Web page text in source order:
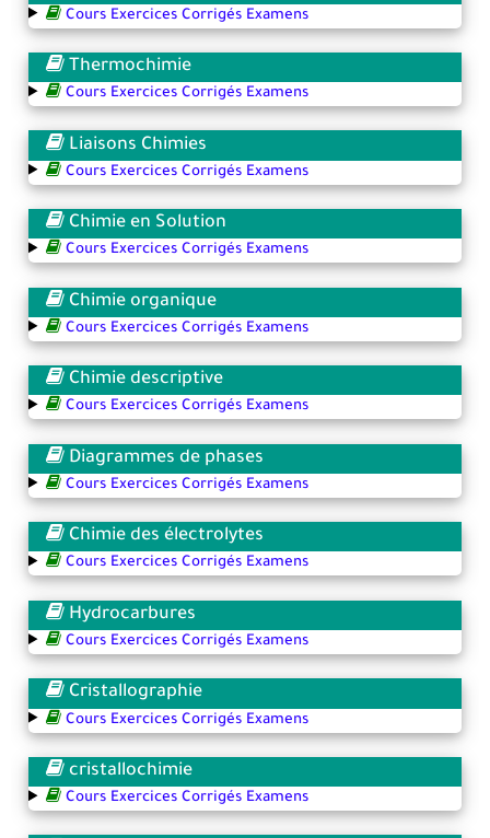
Cours Exercices Corrigés Examens
Thermochimie
Cours Exercices Corrigés Examens
Liaisons Chimies
Cours Exercices Corrigés Examens
Chimie en Solution
Cours Exercices Corrigés Examens
Chimie organique
Cours Exercices Corrigés Examens
Chimie descriptive
Cours Exercices Corrigés Examens
Diagrammes de phases
Cours Exercices Corrigés Examens
Chimie des électrolytes
Cours Exercices Corrigés Examens
Hydrocarbures
Cours Exercices Corrigés Examens
Cristallographie
Cours Exercices Corrigés Examens
cristallochimie
Cours Exercices Corrigés Examens